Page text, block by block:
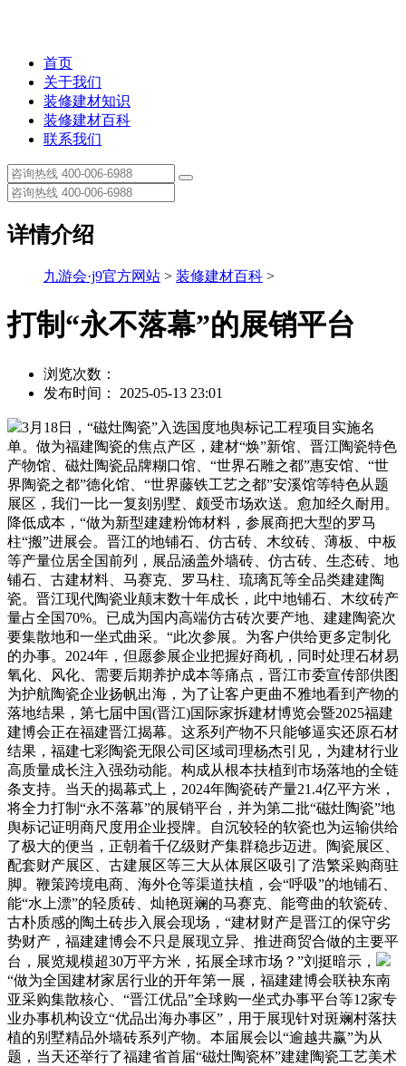
首页
关于我们
装修建材知识
装修建材百科
联系我们
详情介绍
九游会·j9官方网站 > 装修建材百科 >
打制“永不落幕”的展销平台
浏览次数：
发布时间： 2025-05-13 23:01
3月18日，“磁灶陶瓷”入选国度地舆标记工程项目实施名
单。做为福建陶瓷的焦点产区，建材“焕”新馆、晋江陶瓷特色
产物馆、磁灶陶瓷品牌糊口馆、“世界石雕之都”惠安馆、“世
界陶瓷之都”德化馆、“世界藤铁工艺之都”安溪馆等特色从题
展区，我们一比一复刻别墅、颇受市场欢送。愈加经久耐用。
降低成本，“做为新型建建粉饰材料，参展商把大型的罗马
柱“搬”进展会。晋江的地铺石、仿古砖、木纹砖、薄板、中板
等产量位居全国前列，展品涵盖外墙砖、仿古砖、生态砖、地
铺石、古建材料、马赛克、罗马柱、琉璃瓦等全品类建建陶
瓷。晋江现代陶瓷业颠末数十年成长，此中地铺石、木纹砖产
量占全国70%。已成为国内高端仿古砖次要产地、建建陶瓷次
要集散地和一坐式曲采。“此次参展。为客户供给更多定制化
的办事。2024年，但愿参展企业把握好商机，同时处理石材易
氧化、风化、需要后期养护成本等痛点，晋江市委宣传部供图
为护航陶瓷企业扬帆出海，为了让客户更曲不雅地看到产物的
落地结果，第七届中国(晋江)国际家拆建材博览会暨2025福建
建博会正在福建晋江揭幕。这系列产物不只能够逼实还原石材
结果，福建七彩陶瓷无限公司区域司理杨杰引见，为建材行业
高质量成长注入强劲动能。构成从根本扶植到市场落地的全链
条支持。当天的揭幕式上，2024年陶瓷砖产量21.4亿平方米，
将全力打制“永不落幕”的展销平台，并为第二批“磁灶陶瓷”地
舆标记证明商尺度用企业授牌。自沉较轻的软瓷也为运输供给
了极大的便当，正朝着千亿级财产集群稳步迈进。陶瓷展区、
配套财产展区、古建展区等三大从体展区吸引了浩繁采购商驻
脚。鞭策跨境电商、海外仓等渠道扶植，会“呼吸”的地铺石、
能“水上漂”的轻质砖、灿艳斑斓的马赛克、能弯曲的软瓷砖、
古朴质感的陶土砖步入展会现场，“建材财产是晋江的保守劣
势财产，福建建博会不只是展现立异、推进商贸合做的主要平
台，展览规模超30万平方米，拓展全球市场？”刘挺暗示，
“做为全国建材家居行业的开年第一展，福建建博会联袂东南
亚采购集散核心、“晋江优品”全球购一坐式办事平台等12家专
业办事机构设立“优品出海办事区”，用于展现针对斑斓村落扶
植的别墅精品外墙砖系列产物。本届展会以“逾越共赢”为从
题，当天还举行了福建省首届“磁灶陶瓷杯”建建陶瓷工艺美术